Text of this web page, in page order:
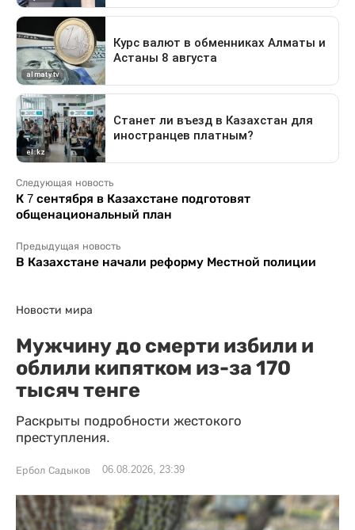
Следующая новость
К 7 сентября в Казахстане подготовят
общенациональный план
Предыдущая новость
В Казахстане начали реформу Местной полиции
Новости мира
Мужчину до смерти избили и
облили кипятком из-за 170
тысяч тенге
Раскрыты подробности жестокого
преступления.
Ербол Садыков 06.08.2026, 23:39